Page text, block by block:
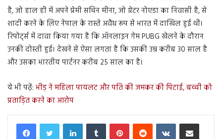
है, जो हाल ही में अपने प्रेमी सचिन मीना, जो ग्रेटर नोएडा का निवासी है, से
शादी करने के लिए नेपाल के रास्ते अवैध रूप से भारत में दाखिल हुई थी।
रिपोर्ट्स में दावा किया गया है कि ऑनलाइन गेम PUBG खेलने के दौरान
उनकी दोस्ती हुई। देखने से ऐसा लगता है कि उसकी उम्र करीब 30 साल है
और उसका भारतीय पार्टनर करीब 25 साल का है।
ये भी पढ़ें: भीड़ ने महिला पायलट और पति की जमकर की पिटाई, बच्ची को
प्रताड़ित करने का आरोप
LinkedInTumblr PinterestReddit VKontakteShare via Email